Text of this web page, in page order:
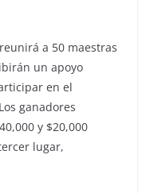
a 50 maestras
un apoyo
en el
ganadores
y $20,000
lugar,